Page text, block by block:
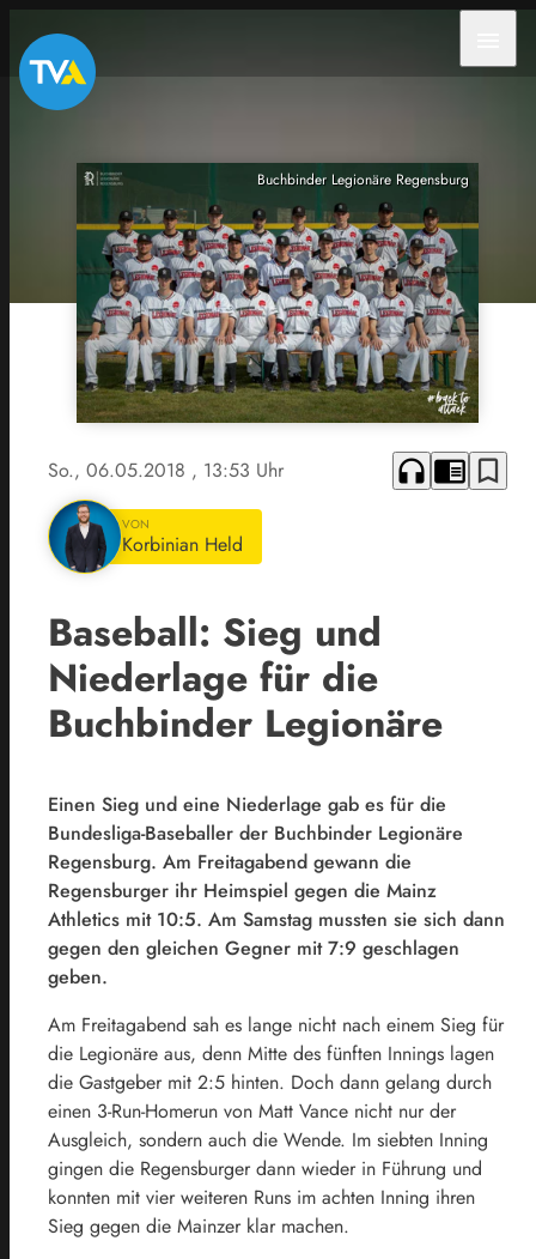
Buchbinder Legionäre Regensburg
So., 06.05.2018 , 13:53 Uhr headphones chrome_reader_mode bookmark_border
VON
Korbinian Held
Baseball: Sieg und
Niederlage für die
Buchbinder Legionäre
Einen Sieg und eine Niederlage gab es für die
Bundesliga-Baseballer der Buchbinder Legionäre
Regensburg. Am Freitagabend gewann die
Regensburger ihr Heimspiel gegen die Mainz
Athletics mit 10:5. Am Samstag mussten sie sich dann
gegen den gleichen Gegner mit 7:9 geschlagen
geben.
Am Freitagabend sah es lange nicht nach einem Sieg für
die Legionäre aus, denn Mitte des fünften Innings lagen
die Gastgeber mit 2:5 hinten. Doch dann gelang durch
einen 3-Run-Homerun von Matt Vance nicht nur der
Ausgleich, sondern auch die Wende. Im siebten Inning
gingen die Regensburger dann wieder in Führung und
konnten mit vier weiteren Runs im achten Inning ihren
Sieg gegen die Mainzer klar machen.